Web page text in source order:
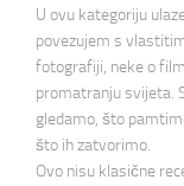
U ovu kategoriju
povezujem s
fotografiji, neke o
promatranju svijeta.
gledamo, što
što ih zatvorimo.
Ovo nisu klasične